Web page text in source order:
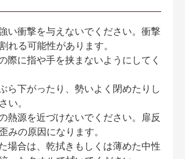
い衝撃を与えないでください。衝撃
れる可能性があります。
際に指や手を挟まないようにしてく
ら下がったり、勢いよく閉めたりし
い。
熱源を近づけないでください。扉反
みの原因になります。
場合は、乾拭きもしくは薄めた中性